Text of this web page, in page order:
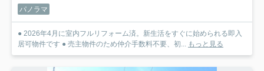
パノラマ
● 2026年4月に室内フルリフォーム済。新生活をすぐに始められる即入
居可物件です ● 売主物件のため仲介手数料不要、初... もっと見る